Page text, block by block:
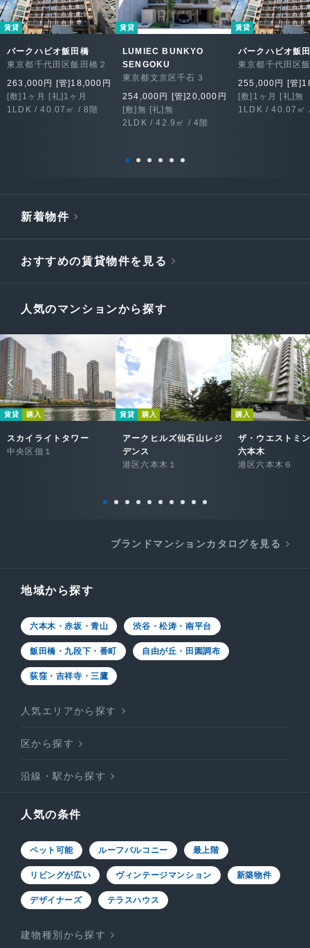
賃貸
パークハビオ飯田橋
東京都千代田区飯田橋２
263,000円 [管]18,000円
[敷]1ヶ月 [礼]1ヶ月
1LDK / 40.07㎡ / 8階
賃貸
LUMIEC BUNKYO
SENGOKU
東京都文京区千石３
254,000円 [管]20,000円
[敷]無 [礼]無
2LDK / 42.9㎡ / 4階
賃貸
パークハビオ飯
東京都千代田区
255,000円 [管
[敷]1ヶ月 [礼]無
1LDK / 40.07㎡
新着物件
おすすめの賃貸物件を見る
人気のマンションから探す
賃貸 購入
スカイライトタワー
中央区佃１
賃貸 購入
アークヒルズ仙石山レジ
デンス
港区六本木１
購入
ザ・ウエストミ
六本木
港区六本木６
ブランドマンションカタログを見る
地域から探す
六本木・赤坂・青山 渋谷・松涛・南平台
飯田橋・九段下・番町 自由が丘・田園調布
荻窪・吉祥寺・三鷹
人気エリアから探す
区から探す
沿線・駅から探す
人気の条件
ペット可能 ルーフバルコニー 最上階
リビングが広い ヴィンテージマンション 新築物件
デザイナーズ テラスハウス
建物種別から探す